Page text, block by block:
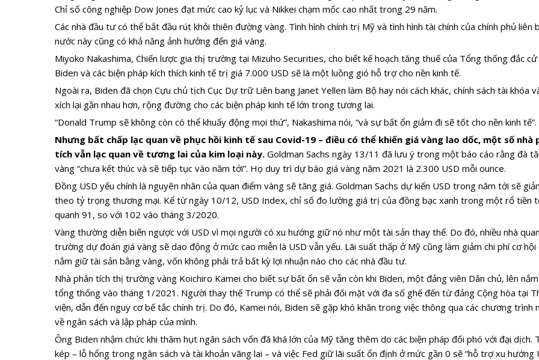
Chỉ số công nghiệp Dow Jones đạt mức cao kỷ lục và Nikkei chạm mốc cao nhất trong 29 năm.
Các nhà đầu tư có thể bắt đầu rút khỏi thiên đường vàng. Tình hình chính trị Mỹ và tình hình tài chính của chính phủ liên
nước này cũng có khả năng ảnh hưởng đến giá vàng.
Miyoko Nakashima, Chiến lược gia thị trường tại Mizuho Securities, cho biết kế hoạch tăng thuế của Tổng thống đắc cử
Biden và các biện pháp kích thích kinh tế trị giá 7.000 USD sẽ là một luồng gió hỗ trợ cho nền kinh tế.
Ngoài ra, Biden đã chọn Cựu chủ tịch Cục Dự trữ Liên bang Janet Yellen làm Bộ hay nói cách khác, chính sách tài khóa
xích lại gần nhau hơn, rộng đường cho các biện pháp kinh tế lớn trong tương lai.
“Donald Trump sẽ không còn có thể khuấy động mọi thứ”, Nakashima nói, “và sự bất ổn giảm đi sẽ tốt cho nền kinh tế”.
Nhưng bất chấp lạc quan về phục hồi kinh tế sau Covid-19 – điều có thể khiến giá vàng lao dốc, một số nhà
tích vẫn lạc quan về tương lai của kim loại này.Goldman Sachs ngày 13/11 đã lưu ý trong một báo cáo rằng đà
vàng “chưa kết thúc và sẽ tiếp tục vào năm tới”. Họ duy trì dự báo giá vàng năm 2021 là 2.300 USD mỗi ounce.
Đồng USD yếu chính là nguyên nhân của quan điểm vàng sẽ tăng giá. Goldman Sachs dự kiến USD trong năm tới sẽ
theo tỷ trọng thương mại. Kể từ ngày 10/12, USD Index, chỉ số đo lường giá trị của đồng bạc xanh trong một rổ tiền
quanh 91, so với 102 vào tháng 3/2020.
Vàng thường diễn biến ngược với USD vì mọi người có xu hướng giữ nó như một tài sản thay thế. Do đó, nhiều nhà
trường dự đoán giá vàng sẽ dao động ở mức cao miễn là USD vẫn yếu. Lãi suất thấp ở Mỹ cũng làm giảm chi phí cơ hội
nắm giữ tài sản bằng vàng, vốn không phải trả bất kỳ lợi nhuận nào cho các nhà đầu tư.
Nhà phân tích thị trường vàng Koichiro Kamei cho biết sự bất ổn sẽ vẫn còn khi Biden, một đảng viên Dân chủ, lên
tổng thống vào tháng 1/2021. Người thay thế Trump có thể sẽ phải đối mặt với đa số ghế đến từ đảng Cộng hòa tại
viện, dẫn đến nguy cơ bế tắc chính trị. Do đó, Kamei nói, Biden sẽ gặp khó khăn trong việc thông qua các chương trình
về ngân sách và lập pháp của mình.
Ông Biden nhậm chức khi thâm hụt ngân sách vốn đã khá lớn của Mỹ tăng thêm do các biện pháp đối phó với đại dịch.
kép – lỗ hổng trong ngân sách và tài khoản vãng lai – và việc Fed giữ lãi suất ổn định ở mức gần 0 sẽ “hỗ trợ xu hướng